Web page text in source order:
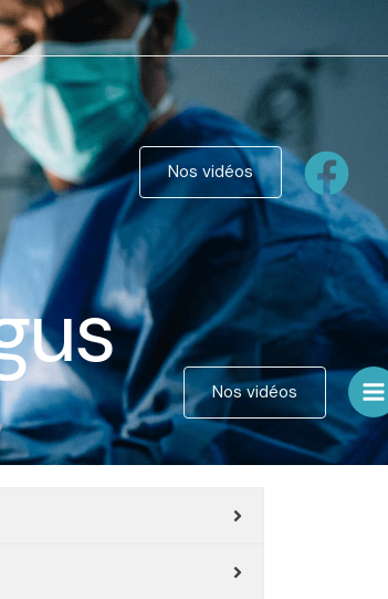
Nos vidéos
Nos vidéos